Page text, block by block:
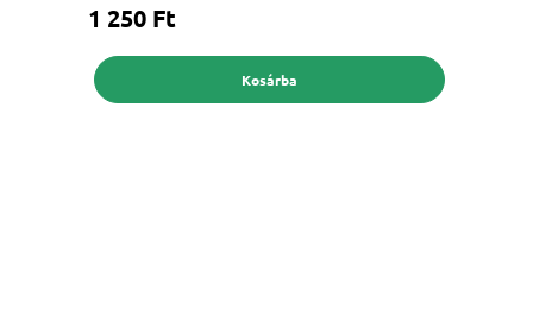
1 250 Ft
Kosárba